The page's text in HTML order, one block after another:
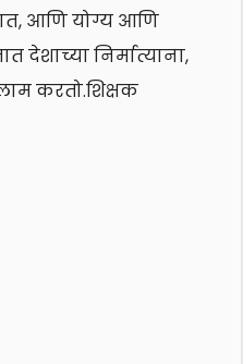
आणि योग्य आणि
निर्मात्याना,
करतो.शिक्षक